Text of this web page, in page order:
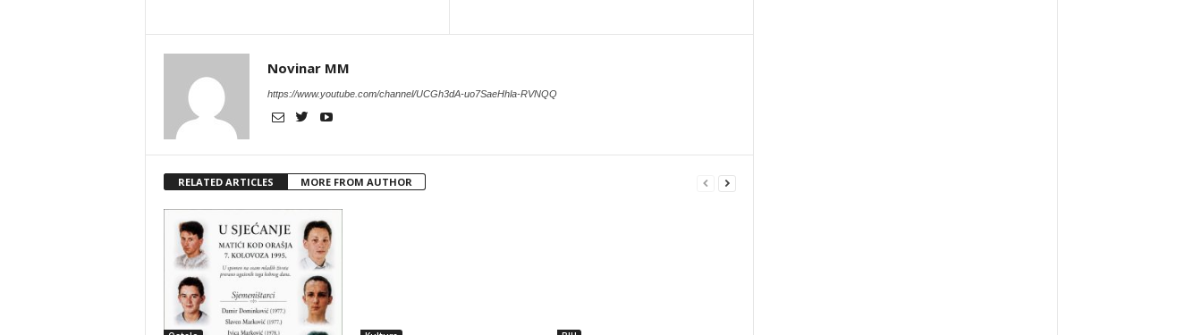
Novinar MM
https://www.youtube.com/channel/UCGh3dA-uo7SaeHhla-RVNQQ
RELATED ARTICLES MORE FROM AUTHOR